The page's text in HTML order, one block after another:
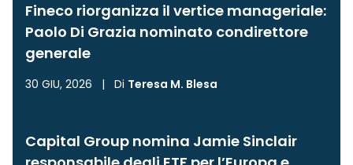
Fineco riorganizza il vertice manageriale:
Paolo Di Grazia nominato condirettore
generale
30 GIU, 2026 | Di Teresa M. Blesa
Capital Group nomina Jamie Sinclair